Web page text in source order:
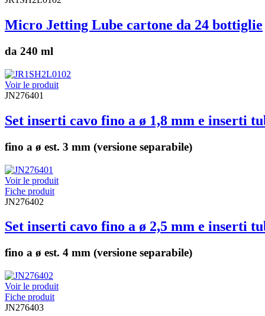
Micro Jetting Lube cartone da 24 bottiglie
da 240 ml
Voir le produit
JN276401
Set inserti cavo fino a ø 1,8 mm e inserti
fino a ø est. 3 mm (versione separabile)
Voir le produit
Fiche produit
JN276402
Set inserti cavo fino a ø 2,5 mm e inserti
fino a ø est. 4 mm (versione separabile)
Voir le produit
Fiche produit
JN276403